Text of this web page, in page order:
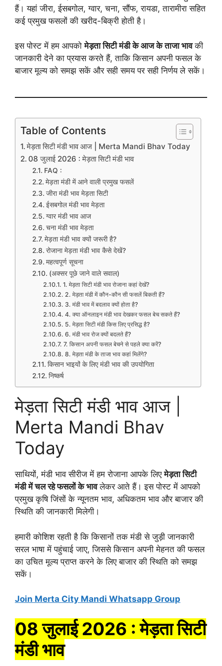
हैं। यहां जीरा, ईसबगोल, ग्वार, चना, सौंफ, रायडा, तारामीरा सहित
कई प्रमुख फसलों की खरीद-बिक्री होती है।
इस पोस्ट में हम आपकोमेड़ता सिटी मंडी के आज के ताजा भावकी
जानकारी देने का प्रयास करते हैं, ताकि किसान अपनी फसल के
बाजार मूल्य को समझ सकें और सही समय पर सही निर्णय ले सकें।
Table of Contents
मेड़ता सिटी मंडी भाव आज | Merta Mandi Bhav Today
08 जुलाई 2026 : मेड़ता सिटी मंडी भाव
FAQ :
मेड़ता मंडी में आने वाली प्रमुख फसलें
जीरा मंडी भाव मेड़ता सिटी
ईसबगोल मंडी भाव मेड़ता
ग्वार मंडी भाव आज
चना मंडी भाव मेड़ता
मेड़ता मंडी भाव क्यों जरूरी है?
रोजाना मेड़ता मंडी भाव कैसे देखें?
महत्वपूर्ण सूचना
(अक्सर पूछे जाने वाले सवाल)
1. मेड़ता सिटी मंडी भाव रोजाना कहां देखें?
2. मेड़ता मंडी में कौन-कौन सी फसलें बिकती हैं?
3. मंडी भाव में बदलाव क्यों होता है?
4. क्या ऑनलाइन मंडी भाव देखकर फसल बेच सकते हैं?
5. मेड़ता सिटी मंडी किस लिए प्रसिद्ध है?
6. मंडी भाव रोज क्यों बदलते हैं?
7. किसान अपनी फसल बेचने से पहले क्या करें?
8. मेड़ता मंडी के ताजा भाव कहां मिलेंगे?
किसान भाइयों के लिए मंडी भाव की उपयोगिता
निष्कर्ष
मेड़ता सिटी मंडी भाव आज |
Merta Mandi Bhav
Today
साथियों, मंडी भाव सीरीज में हम रोजाना आपके लिएमेड़ता सिटी
मंडी में चल रहे फसलों के भावलेकर आते हैं। इस पोस्ट में आपको
प्रमुख कृषि जिंसों के न्यूनतम भाव, अधिकतम भाव और बाजार की
स्थिति की जानकारी मिलेगी।
हमारी कोशिश रहती है कि किसानों तक मंडी से जुड़ी जानकारी
सरल भाषा में पहुंचाई जाए, जिससे किसान अपनी मेहनत की फसल
का उचित मूल्य प्राप्त करने के लिए बाजार की स्थिति को समझ
सकें।
Join Merta City Mandi Whatsapp Group
08 जुलाई 2026 : मेड़ता सिटी
मंडी भाव